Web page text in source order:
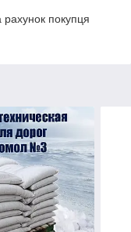
покупця